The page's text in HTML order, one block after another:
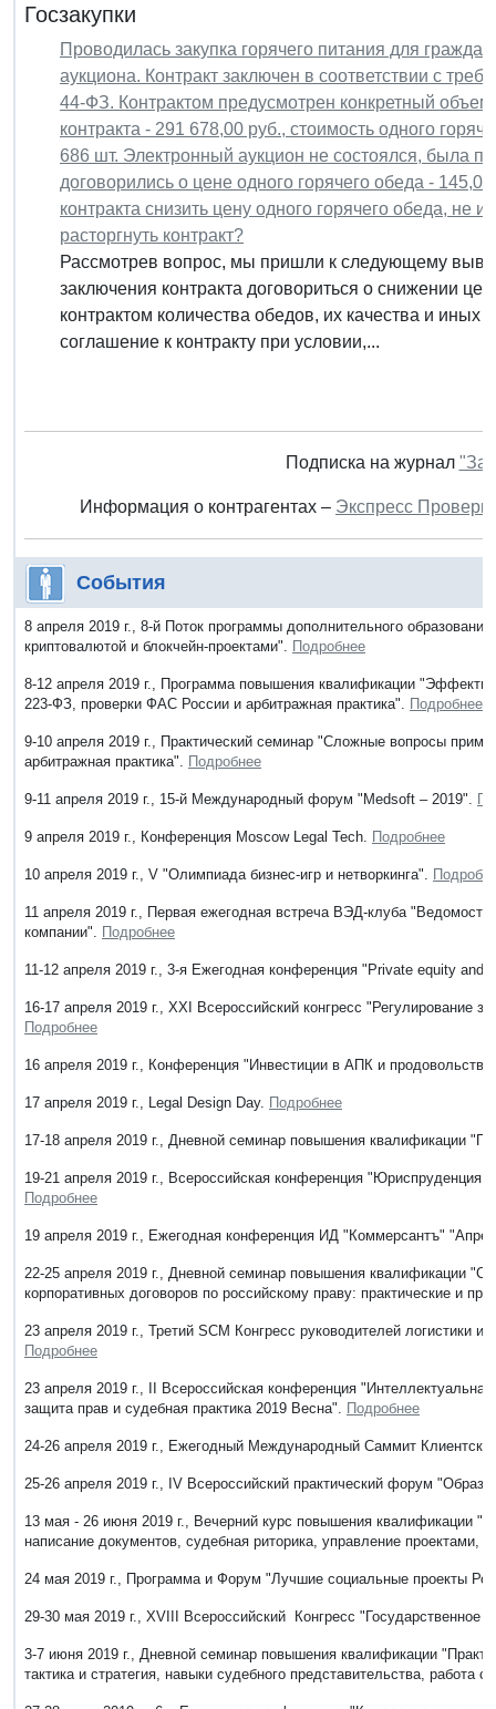
Госзакупки
Проводилась закупка горячего питания для
аукциона. Контракт заключен в соответствии с
44-ФЗ. Контрактом предусмотрен конкретный
контракта - 291 678,00 руб., стоимость одного
686 шт. Электронный аукцион не состоялся, была
договорились о цене одного горячего обеда -
контракта снизить цену одного горячего обеда, не
расторгнуть контракт?
Рассмотрев вопрос, мы пришли к следующему
заключения контракта договориться о снижении
контрактом количества обедов, их качества и иных
соглашение к контракту при условии,...
Подписка на журнал
Информация о контрагентах – Экспресс
События
8 апреля 2019 г., 8-й Поток программы дополнительного
криптовалютой и блокчейн-проектами". Подробнее
8-12 апреля 2019 г., Программа повышения квалификации
223-ФЗ, проверки ФАС России и арбитражная практика". Подробнее
9-10 апреля 2019 г., Практический семинар "Сложные вопросы
арбитражная практика". Подробнее
9-11 апреля 2019 г., 15-й Международный форум "Меdsoft – 2019".
9 апреля 2019 г., Конференция Moscow Legal Tech. Подробнее
10 апреля 2019 г., V "Олимпиада бизнес-игр и нетворкинга".
11 апреля 2019 г., Первая ежегодная встреча ВЭД-клуба
компании". Подробнее
11-12 апреля 2019 г., 3-я Ежегодная конференция "Private equity and
16-17 апреля 2019 г., XXI Всероссийский конгресс "Регулирование
Подробнее
16 апреля 2019 г., Конференция "Инвестиции в АПК и
17 апреля 2019 г., Legal Design Day. Подробнее
17-18 апреля 2019 г., Дневной семинар повышения квалификации
19-21 апреля 2019 г., Всероссийская конференция "Юриспруденция
Подробнее
19 апреля 2019 г., Ежегодная конференция ИД "Коммерсантъ"
22-25 апреля 2019 г., Дневной семинар повышения квалификации
корпоративных договоров по российскому праву: практические и
23 апреля 2019 г., Третий SCM Конгресс руководителей логистики
Подробнее
23 апреля 2019 г., II Всероссийская конференция
защита прав и судебная практика 2019 Весна". Подробнее
24-26 апреля 2019 г., Ежегодный Международный Саммит
25-26 апреля 2019 г., IV Всероссийский практический форум
13 мая - 26 июня 2019 г., Вечерний курс повышения квалификации
написание документов, судебная риторика, управление проектами,
24 мая 2019 г., Программа и Форум "Лучшие социальные проекты
29-30 мая 2019 г., ХVIII Всероссийский Конгресс "Государственное
3-7 июня 2019 г., Дневной семинар повышения квалификации
тактика и стратегия, навыки судебного представительства,